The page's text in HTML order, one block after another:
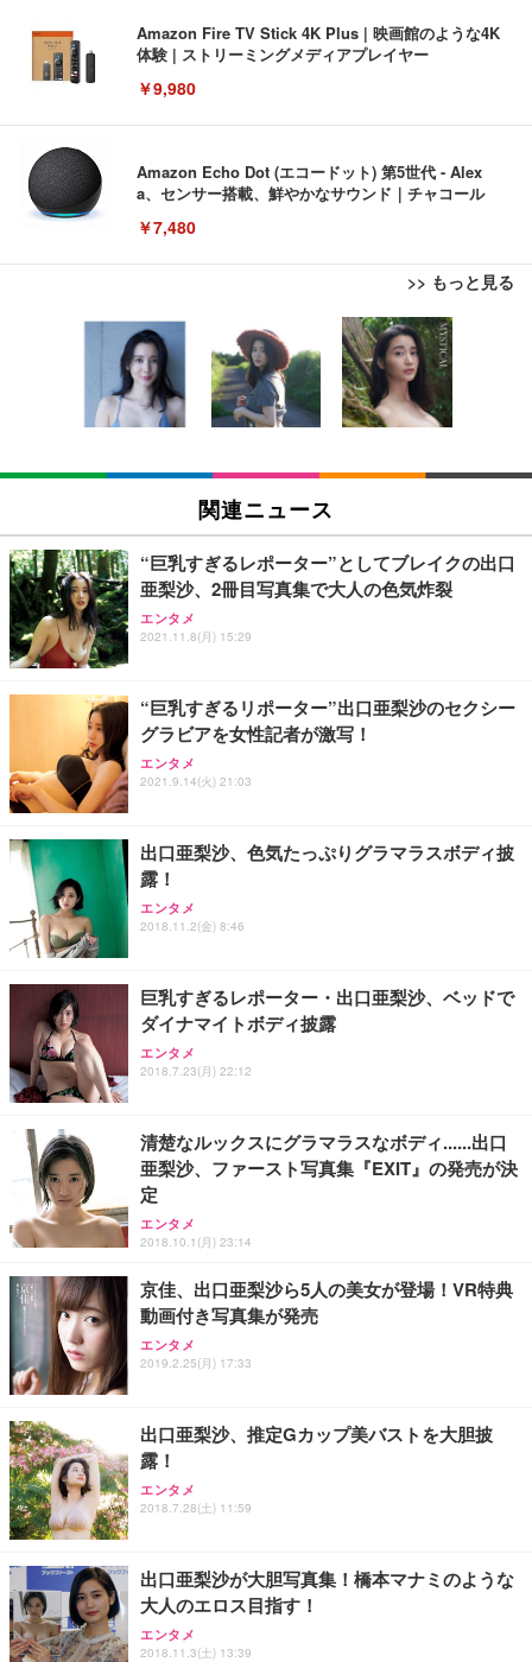
Amazon Fire TV Stick 4K Plus | 映画館のような4K
体験 | ストリーミングメディアプレイヤー
￥9,980
Amazon Echo Dot (エコードット) 第5世代 - Alex
a、センサー搭載、鮮やかなサウンド｜チャコール
￥7,480
>> もっと見る
[EdoErgo] オフィスチェア 椅子 テレワーク 疲れな
い 跳ね上げ式アームレスト コンパクト 約105度ロッ
キング pc 事務椅子 360度回転 座面昇降 強化ナイロ
ン樹脂ベース 通気性メッシュ 在宅ワーク H-WY01
(黒網+黒枠+黒足)
￥5,699
SIHOO B100 オフィスチェア／デスクチェア メッシ
ュチェア 人間工学 疲れない ブラック
￥27,999
Sezlife オフィスチェア デスクチェア 疲れない テレ
ワーク チェア 強化バックレスト 30度ロッキング機
能 人間工学 椅子 腰サポート 90度跳ね上げ式アーム
務用 おしゃれ パソコンチェア (ブラック)
Sezlife オフィスチェア デスクチェア 疲れない テレ
ワーク チェア 強化バックレスト 30度ロッキング機
能 人間工学 椅子 腰サポート 90度跳ね上げ式アーム
務用 おしゃれ パソコンチェア (ホワイト)
ANDWINT オフィスチェア デスクチェア 肘なし メ
ッシュ 通気性 ランバーサポート付き 腰サポート ガ
ス圧無段階昇降 360度回転 キャスター付き コンパク
EIZO ビジネス向けプレミアムモニター | FlexScan
EV3240X-WT | 31.5型4K UHD・USB Type-C・ホワ
イト
￥105,595
EIZO ビジネス向けプレミアムモニター | FlexScan
￥109,572
【純正品】27"ゲーミングモニター DualSense 充電
フック付き（CFI-ZDM1J）
【整備済み品】Dell E2724HS 27インチ 液晶モニタ
ー フルHD（1920×1080）VA 非光沢 HDMI/DisplayP
ort/VGA スピーカー内蔵 高さ調整 スイベル VESA対
【MiniLED/24.5inch/280Hz/FHD】GRAPHT THE S
HOOTER Gaming Monitor 24” Essential ゲーミン
グモニター QD 24.5インチ 1ms FHD 量子ドット 残
Amazonベーシック ペットシーツ 薄型 レギュラー 1
回使い捨て 無香料 ホワイト 300枚
￥3,373
Amazonベーシック ペットシーツ 厚型 ワイド 42枚
x2袋(84枚) ホワイト(吸収面:ライトブルー)
￥3,234
ネオ・ルーライフ ネオ・オムツ L 中型犬用 26枚入
り 単品
Smart Basic(スマートベーシック) 【Amazon.co.jp
限定】 Smart Basic アイリスオーヤマ ペットシーツ
超厚型 お徳用 ワイド 100枚入 (x 1) (ケース販売)
アイリスオーヤマ ペットシーツ 超厚型 お徳用 レギ
ュラー 200枚入【Amazon.co.jp限定】
関連ニュース
“巨乳すぎるレポーター”としてブレイクの出口
亜梨沙、2冊目写真集で大人の色気炸裂
エンタメ
2021.11.8(月) 15:29
“巨乳すぎるリポーター”出口亜梨沙のセクシー
グラビアを女性記者が激写！
エンタメ
2021.9.14(火) 21:03
出口亜梨沙、色気たっぷりグラマラスボディ披
露！
エンタメ
2018.11.2(金) 8:46
巨乳すぎるレポーター・出口亜梨沙、ベッドで
ダイナマイトボディ披露
エンタメ
2018.7.23(月) 22:12
清楚なルックスにグラマラスなボディ......出口
亜梨沙、ファースト写真集『EXIT』の発売が決
定
エンタメ
2018.10.1(月) 23:14
京佳、出口亜梨沙ら5人の美女が登場！VR特典
動画付き写真集が発売
エンタメ
2019.2.25(月) 17:33
出口亜梨沙、推定Gカップ美バストを大胆披
露！
エンタメ
2018.7.28(土) 11:59
出口亜梨沙が大胆写真集！橋本マナミのような
大人のエロス目指す！
エンタメ
2018.11.3(土) 13:39